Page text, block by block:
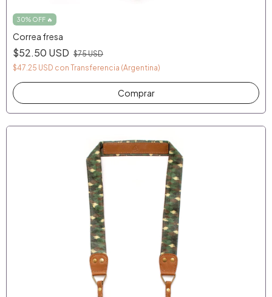
30% OFF 🔥
Correa fresa
$52.50 USD $75 USD
$47.25 USD con Transferencia (Argentina)